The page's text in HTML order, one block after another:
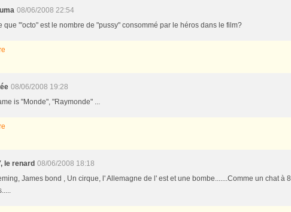
08/06/2008 22:54
que '"octo" est le nombre de "pussy" consommé par le héros dans le film?
08/06/2008 19:28
is "Monde", "Raymonde" ...
le renard 08/06/2008 18:18
James bond , Un cirque, l' Allemagne de l' est et une bombe.......Comme un chat à 8